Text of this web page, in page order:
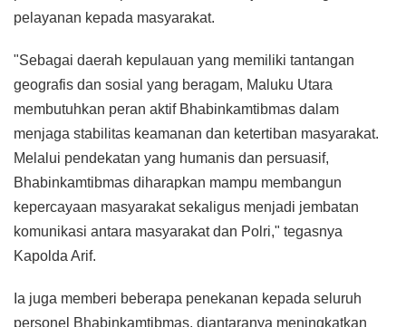
pelayanan kepada masyarakat.
"Sebagai daerah kepulauan yang memiliki tantangan
geografis dan sosial yang beragam, Maluku Utara
membutuhkan peran aktif Bhabinkamtibmas dalam
menjaga stabilitas keamanan dan ketertiban masyarakat.
Melalui pendekatan yang humanis dan persuasif,
Bhabinkamtibmas diharapkan mampu membangun
kepercayaan masyarakat sekaligus menjadi jembatan
komunikasi antara masyarakat dan Polri," tegasnya
Kapolda Arif.
Ia juga memberi beberapa penekanan kepada seluruh
personel Bhabinkamtibmas, diantaranya meningkatkan